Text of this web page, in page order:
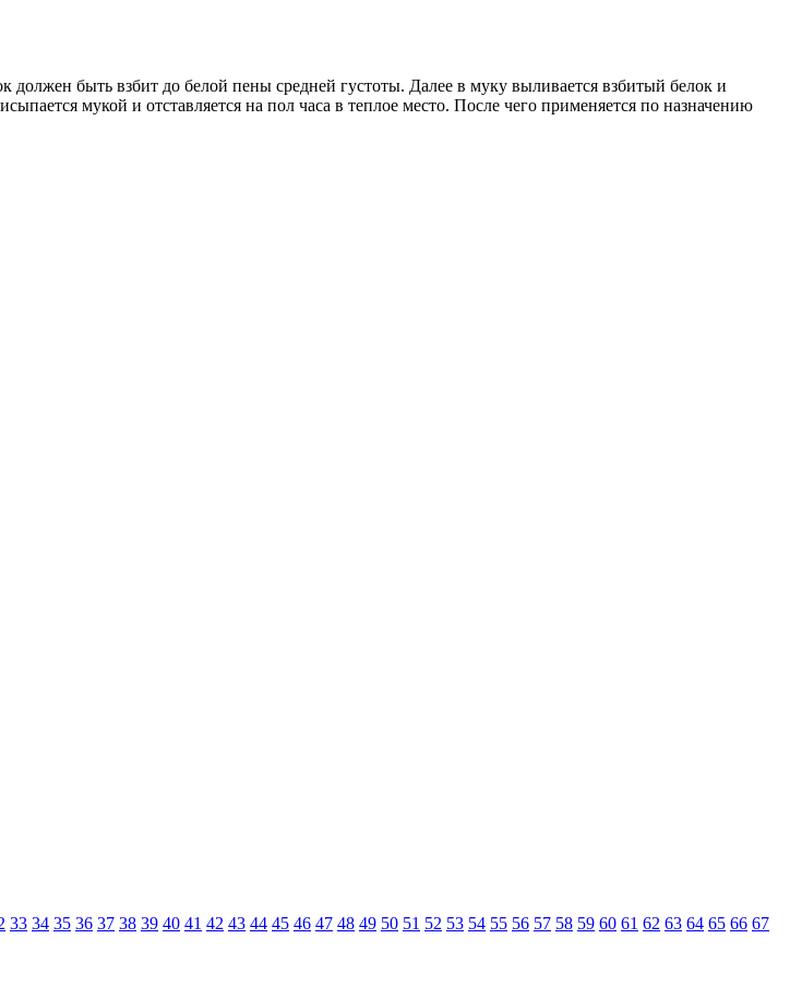
быть взбит до белой пены средней густоты. Далее в муку выливается взбитый белок и
мукой и отставляется на пол часа в теплое место. После чего применяется по назначению
33 34 35 36 37 38 39 40 41 42 43 44 45 46 47 48 49 50 51 52 53 54 55 56 57 58 59 60 61 62 63 64 65 66 67